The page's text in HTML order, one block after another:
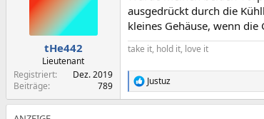
o
n
e
n
:
tHe442
Lieutenant
Registriert
Dez. 2019
Beiträge
789
ausgedrückt durch die
kleines Gehäuse, wenn
take it, hold it, love it
R
e
a
Justuz